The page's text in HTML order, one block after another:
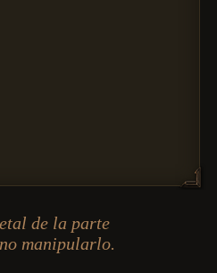
de la parte
manipularlo.